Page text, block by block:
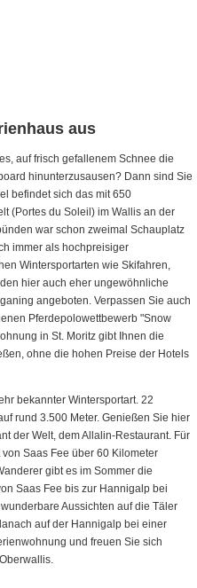
aus
auf frisch gefallenem Schnee die
hinunterzusausen? Dann sind Sie
befindet sich das mit 650
(Portes du Soleil) im Wallis an der
war schon zweimal Schauplatz
immer als hochpreisiger
Wintersportarten wie Skifahren,
hier auch eher ungewöhnliche
angeboten. Verpassen Sie auch
Pferdepolowettbewerb "Snow
in St. Moritz gibt Ihnen die
ohne die hohen Preise der Hotels
bekannter Wintersportart. 22
rund 3.500 Meter. Genießen Sie hier
der Welt, dem Allalin-Restaurant. Für
Saas Fee über 60 Kilometer
gibt es im Sommer die
Saas Fee bis zur Hannigalp bei
Aussichten auf die Täler
auf der Hannigalp bei einer
und freuen Sie sich